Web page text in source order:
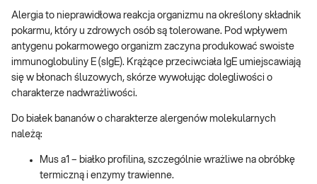
Alergia to nieprawidłowa reakcja organizmu na określony składnik
pokarmu, który u zdrowych osób są tolerowane. Pod wpływem
antygenu pokarmowego organizm zaczyna produkować swoiste
immunoglobuliny E (sIgE). Krążące przeciwciała IgE umiejscawiają
się w błonach śluzowych, skórze wywołując dolegliwości o
charakterze nadwrażliwości.
Do białek bananów o charakterze alergenów molekularnych
należą:
Mus a1 – białko profilina, szczególnie wrażliwe na obróbkę
termiczną i enzymy trawienne.